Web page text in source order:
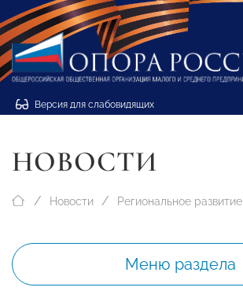
Версия для слабовидящих
НОВОСТИ
Новости Региональное развитие
Меню раздела